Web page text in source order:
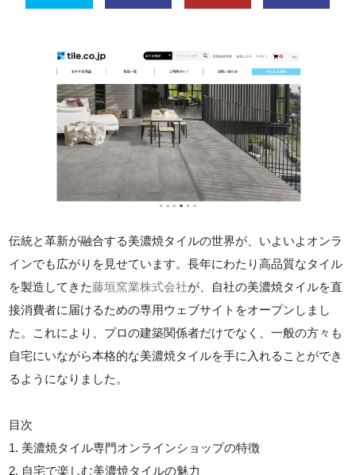
伝統と革新が融合する美濃焼タイルの世界が、いよいよオンラ
インでも広がりを見せています。長年にわたり高品質なタイル
を製造してきた藤垣窯業株式会社が、自社の美濃焼タイルを直
接消費者に届けるための専用ウェブサイトをオープンしまし
た。これにより、プロの建築関係者だけでなく、一般の方々も
自宅にいながら本格的な美濃焼タイルを手に入れることができ
るようになりました。
目次
1. 美濃焼タイル専門オンラインショップの特徴
2. 自宅で楽しむ美濃焼タイルの魅力